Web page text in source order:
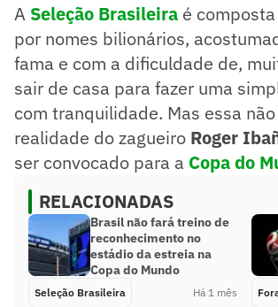
A Seleção Brasileira é
por nomes bilionários,
fama e com a dificuldade de,
sair de casa para fazer uma
com tranquilidade. Mas essa
realidade do zagueiro Roger
ser convocado para a Copa do
RELACIONADAS
Brasil não fará treino de
reconhecimento no
estádio da estreia na
Copa do Mundo
Seleção Brasileira Há 1 mês